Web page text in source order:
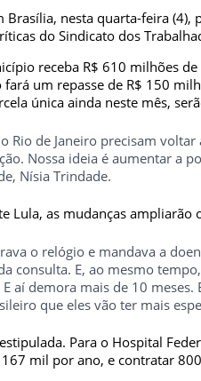
nesta quarta-feira
do Sindicato dos
receba R$ 610 milhões
um repasse de R$ 150
única ainda neste mês,
Rio de Janeiro precisam
Nossa ideia é aumentar a
Nísia Trindade.
Lula, as mudanças ampliarão
o relógio e mandava a
consulta. E, ao mesmo
aí demora mais de 10
que eles vão ter mais
Para o Hospital
mil por ano, e contratar